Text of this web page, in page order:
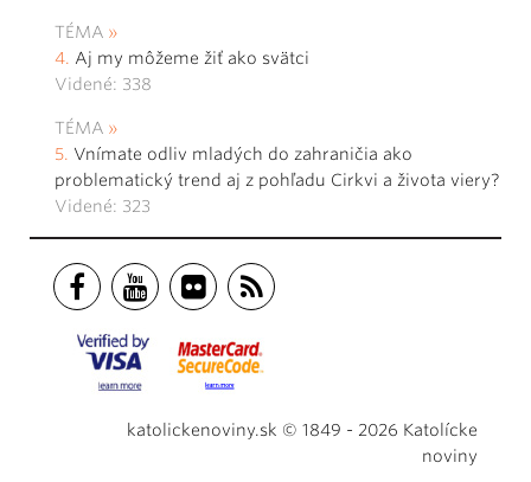
TÉMA
Aj my môžeme žiť ako svätci
Videné: 338
TÉMA
Vnímate odliv mladých do zahraničia ako
problematický trend aj z pohľadu Cirkvi a života viery?
Videné: 323
katolickenoviny.sk © 1849 - 2026 Katolícke
noviny